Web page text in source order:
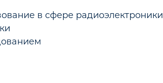
в сфере радиоэлектроники